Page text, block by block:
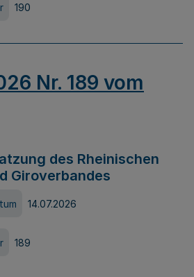
190
Nr. 189 vom
des Rheinischen
Giroverbandes
14.07.2026
189